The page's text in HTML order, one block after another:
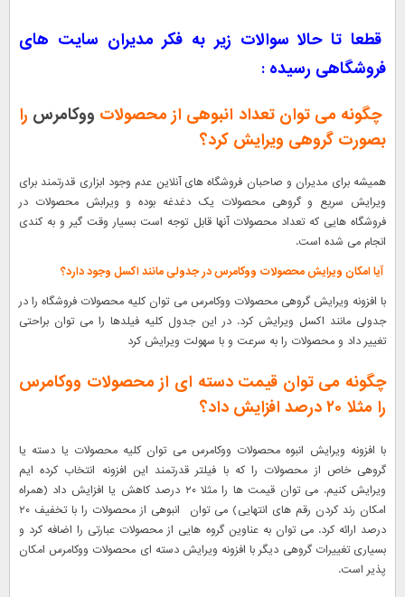
قطعا تا حالا سوالات زیر به فکر مدیران سایت های
فروشگاهی رسیده :
چگونه می توان تعداد انبوهی از محصولات ووکامرس را
بصورت گروهی ویرایش کرد؟
همیشه برای مدیران و صاحبان فروشگاه های آنلاین عدم وجود ابزاری قدرتمند برای
ویرایش سریع و گروهی محصولات یک دغدغه بوده و ویرابش محصولات در
فروشگاه هایی که تعداد محصولات آنها قابل توجه است بسیار وقت گیر و به کندی
انجام می شده است.
آیا امکان ویرایش محصولات ووکامرس در جدولی مانند اکسل وجود دارد؟
با افزونه ویرایش گروهی محصولات ووکامرس می توان کلیه محصولات فروشگاه را در
جدولی مانند اکسل ویرایش کرد. در این جدول کلیه فیلدها را می توان براحتی
تغییر داد و محصولات را به سرعت و با سهولت ویرایش کرد
چگونه می توان قیمت دسته ای از محصولات ووکامرس
را مثلا ۲۰ درصد افزایش داد؟
با افزونه ویرایش انبوه محصولات ووکامرس می توان کلیه محصولات یا دسته یا
گروهی خاص از محصولات را که با فیلتر قدرتمند این افزونه انتخاب کرده ایم
ویرایش کنیم. می توان قیمت ها را مثلا ۲۰ درصد کاهش یا افزایش داد (همراه
امکان رند کردن رقم های انتهایی) می توان انبوهی از محصولات را با تخفیف ۲۰
درصد ارائه کرد. می توان به عناوین گروه هایی از محصولات عبارتی را اضافه کرد و
بسیاری تغییرات گروهی دیگر با افزونه ویرایش دسته ای محصولات ووکامرس امکان
پذیر است.